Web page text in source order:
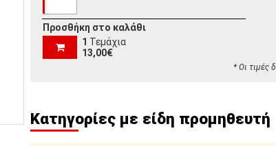
Προσθήκη στο καλάθι
1 Τεμάχια
13,00€
* Οι τιμές
Κατηγορίες με είδη προμηθευτή